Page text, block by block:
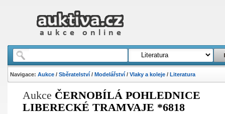
Navigace: Aukce/ Sběratelství/ Modelářství/ Vlaky a koleje/ Literatura
Aukce ČERNOBÍLÁ POHLEDNICE
LIBERECKÉ TRAMVAJE *6818